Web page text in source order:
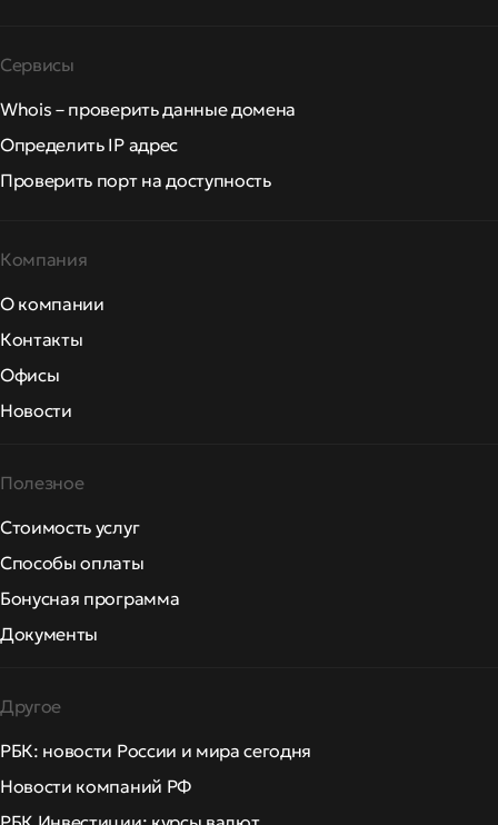
Сервисы
Whois – проверить данные домена
Определить IP адрес
Проверить порт на доступность
Компания
О компании
Контакты
Офисы
Новости
Полезное
Стоимость услуг
Способы оплаты
Бонусная программа
Документы
Другое
РБК: новости России и мира сегодня
Новости компаний РФ